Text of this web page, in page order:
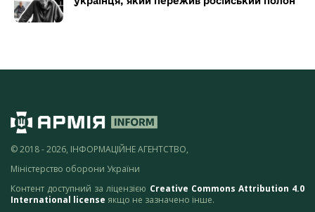
© 2018 - 2026, ІНФОРМАЦІЙНЕ АГЕНТСТВО,
Міністерство оборони України
Контент доступний за ліцензією Creative Commons Attribution 4.0
International license якщо не зазначено інше.